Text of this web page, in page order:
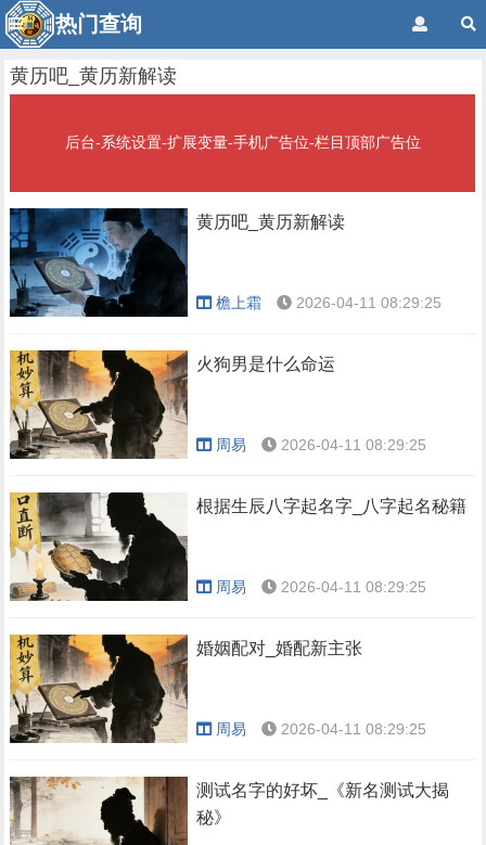
热门查询
黄历吧_黄历新解读
后台-系统设置-扩展变量-手机广告位-栏目顶部广告位
黄历吧_黄历新解读
檐上霜 2026-04-11 08:29:25
火狗男是什么命运
周易 2026-04-11 08:29:25
根据生辰八字起名字_八字起名秘籍
周易 2026-04-11 08:29:25
婚姻配对_婚配新主张
周易 2026-04-11 08:29:25
测试名字的好坏_《新名测试大揭
秘》